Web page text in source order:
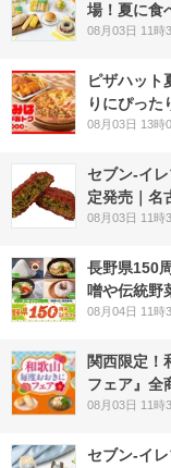
場！夏に食
08月03日 11時
ピザハット
りにぴった
08月03日 13時
セブン-イ
定発売｜名
08月03日 11時
長野県150
噌や伝統野
08月04日 11時
関西限定！
フェア』全
08月03日 11時
セブン‐イ